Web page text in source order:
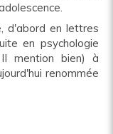
d'abord en lettres
en psychologie
mention bien) à
renommée